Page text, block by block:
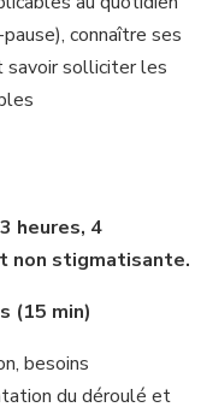
connaître ses
solliciter les
heures, 4
non stigmatisante.
(15 min)
besoins
du déroulé et